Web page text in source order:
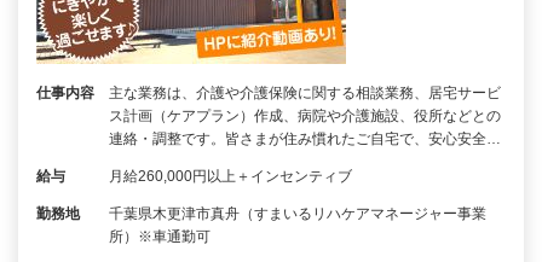
仕事内容
主な業務は、介護や介護保険に関する相談業務、居宅サービ
ス計画（ケアプラン）作成、病院や介護施設、役所などとの
連絡・調整です。皆さまが住み慣れたご自宅で、安心安全…
給与 月給260,000円以上＋インセンティブ
勤務地
千葉県木更津市真舟（すまいるリハケアマネージャー事業
所）※車通勤可